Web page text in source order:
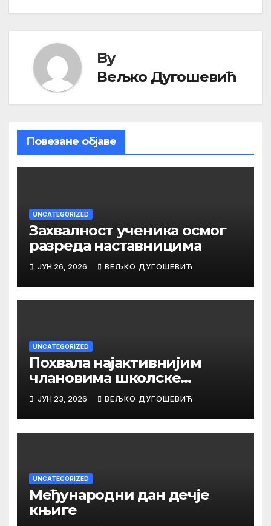
By
Вељко Дугошевић
Повезане објаве
UNCATEGORIZED
Захвалност ученика осмог
разреда наставницима
ЈУН 26, 2026 ВЕЉКО ДУГОШЕВИЋ
UNCATEGORIZED
Похвала најактивнијим
члановима школске
библиотеке
ЈУН 23, 2026 ВЕЉКО ДУГОШЕВИЋ
UNCATEGORIZED
Међународни дан дечје
књиге